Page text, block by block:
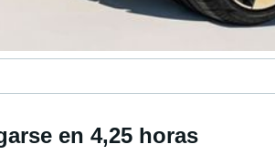
en 4,25 horas